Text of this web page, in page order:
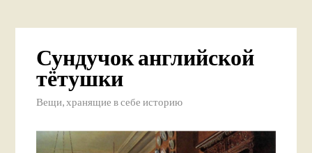
Сундучок английской
тётушки
Вещи, хранящие в себе историю